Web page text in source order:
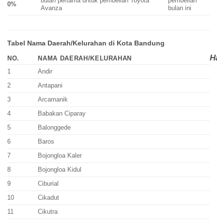
0%
Avanza
bulan ini
Tabel Nama Daerah/Kelurahan di Kota Bandung
NO.
NAMA DAERAH/KELURAHAN
1
Andir
2
Antapani
3
Arcamanik
4
Babakan Ciparay
5
Balonggede
6
Baros
7
Bojongloa Kaler
8
Bojongloa Kidul
9
Ciburial
10
Cikadut
11
Cikutra